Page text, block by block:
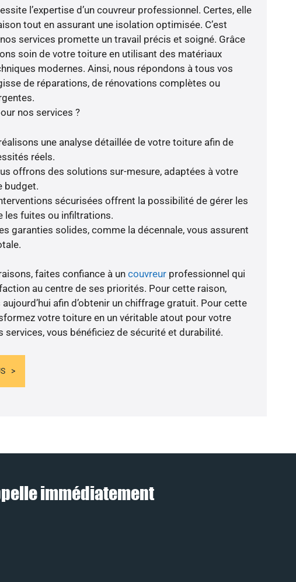
l’expertise d’un couvreur professionnel. Certes, elle
tout en assurant une isolation optimisée. C’est
services promette un travail précis et soigné. Grâce
soin de votre toiture en utilisant des matériaux
modernes. Ainsi, nous répondons à tous vos
de réparations, de rénovations complètes ou
nos services ?
une analyse détaillée de votre toiture afin de
réels.
offrons des solutions sur-mesure, adaptées à votre
budget.
sécurisées offrent la possibilité de gérer les
les fuites ou infiltrations.
garanties solides, comme la décennale, vous assurent
faites confiance à uncouvreurprofessionnel qui
au centre de ses priorités. Pour cette raison,
afin d’obtenir un chiffrage gratuit. Pour cette
votre toiture en un véritable atout pour votre
services, vous bénéficiez de sécurité et durabilité.
immédiatement